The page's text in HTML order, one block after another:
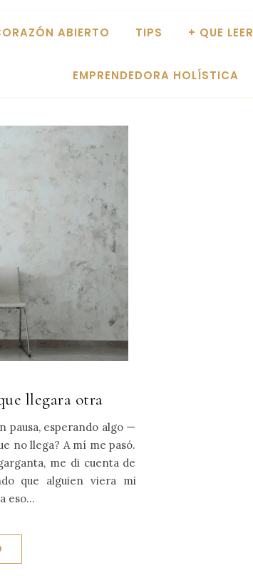
ABIERTO TIPS + QUE LEER
EMPRENDEDORA HOLÍSTICA
llegara otra
pausa, esperando algo —
no llega? A mí me pasó.
me di cuenta de
que alguien viera mi
eso…